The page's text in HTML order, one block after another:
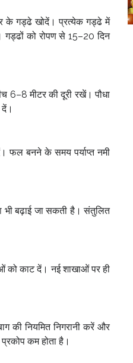
के गड्ढे खोदें। प्रत्येक गड्ढे में
गड्ढों को रोपण से 15–20 दिन
6–8 मीटर की दूरी रखें। पौधा
फल बनने के समय पर्याप्त नमी
भी बढ़ाई जा सकती है। संतुलित
को काट दें। नई शाखाओं पर ही
की नियमित निगरानी करें और
कम होता है।